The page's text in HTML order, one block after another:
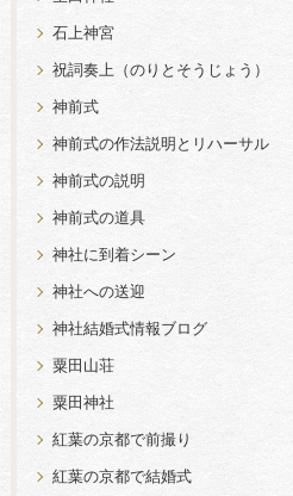
石上神宮
祝詞奏上（のりとそうじょう）
神前式
神前式の作法説明とリハーサル
神前式の説明
神前式の道具
神社に到着シーン
神社への送迎
神社結婚式情報ブログ
粟田山荘
粟田神社
紅葉の京都で前撮り
紅葉の京都で結婚式